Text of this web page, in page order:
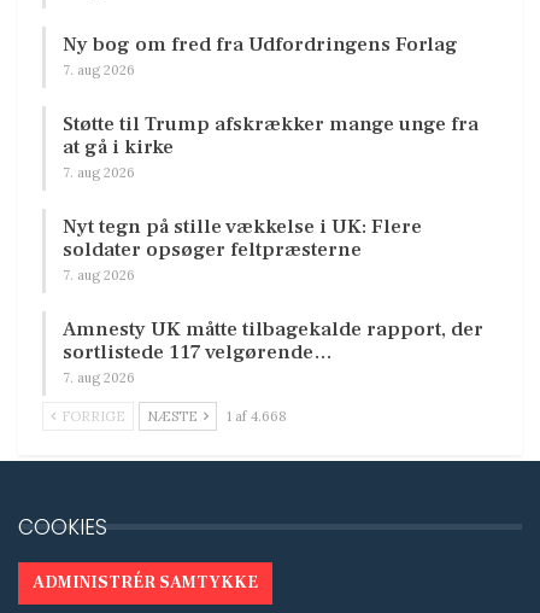
Ny bog om fred fra Udfordringens Forlag
7. aug 2026
Støtte til Trump afskrækker mange unge fra
at gå i kirke
7. aug 2026
Nyt tegn på stille vækkelse i UK: Flere
soldater opsøger feltpræsterne
7. aug 2026
Amnesty UK måtte tilbagekalde rapport, der
sortlistede 117 velgørende…
7. aug 2026
FORRIGE NÆSTE 1 af 4.668
COOKIES
ADMINISTRÉR SAMTYKKE